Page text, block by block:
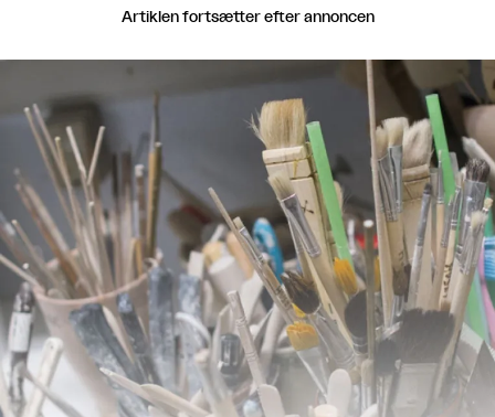
Artiklen fortsætter efter annoncen